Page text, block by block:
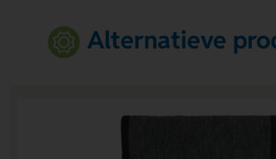
Alternatieve